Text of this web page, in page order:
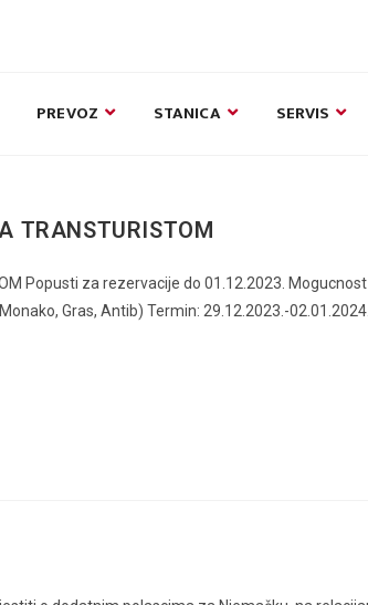
PREVOZ STANICA SERVIS
TRANSTURISTOM
Popusti za rezervacije do 01.12.2023.
Gras, Antib) Termin: 29.12.2023.-